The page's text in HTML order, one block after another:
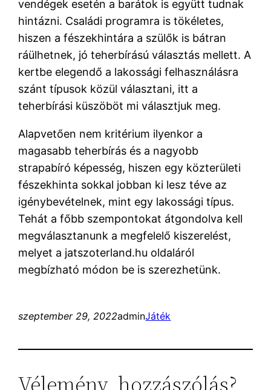
vendégek esetén a barátok is együtt tudnak
hintázni. Családi programra is tökéletes,
hiszen a fészekhintára a szülők is bátran
ráülhetnek, jó teherbírású választás mellett. A
kertbe elegendő a lakossági felhasználásra
szánt típusok közül választani, itt a
teherbírási küszöböt mi választjuk meg.
Alapvetően nem kritérium ilyenkor a
magasabb teherbírás és a nagyobb
strapabíró képesség, hiszen egy közterületi
fészekhinta sokkal jobban ki lesz téve az
igénybevételnek, mint egy lakossági típus.
Tehát a főbb szempontokat átgondolva kell
megválasztanunk a megfelelő kiszerelést,
melyet a jatszoterland.hu oldaláról
megbízható módon be is szerezhetünk.
szeptember 29, 2022adminJáték
Vélemény, hozzászólás?